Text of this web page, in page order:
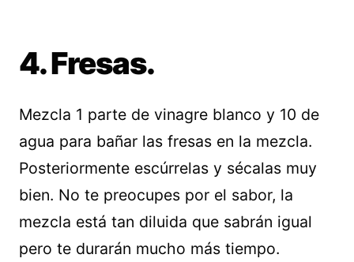
4. Fresas.
Mezcla 1 parte de vinagre blanco y 10 de
agua para bañar las fresas en la mezcla.
Posteriormente escúrrelas y sécalas muy
bien. No te preocupes por el sabor, la
mezcla está tan diluida que sabrán igual
pero te durarán mucho más tiempo.